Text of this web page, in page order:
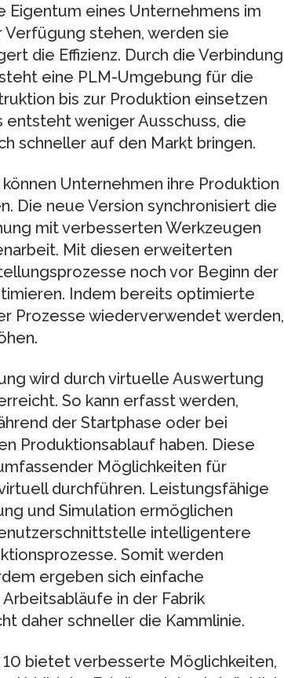
Eigentum eines Unternehmens im
stehen, werden sie
die Effizienz. Durch die Verbindung
eine PLM-Umgebung für die
bis zur Produktion einsetzen
weniger Ausschuss, die
schneller auf den Markt bringen.
Unternehmen ihre Produktion
Die neue Version synchronisiert die
mit verbesserten Werkzeugen
Mit diesen erweiterten
noch vor Beginn der
Indem bereits optimierte
Prozesse wiederverwendet werden,
wird durch virtuelle Auswertung
So kann erfasst werden,
der Startphase oder bei
Produktionsablauf haben. Diese
Möglichkeiten für
durchführen. Leistungsfähige
und Simulation ermöglichen
intelligentere
Somit werden
ergeben sich einfache
in der Fabrik
daher schneller die Kammlinie.
bietet verbesserte Möglichkeiten,